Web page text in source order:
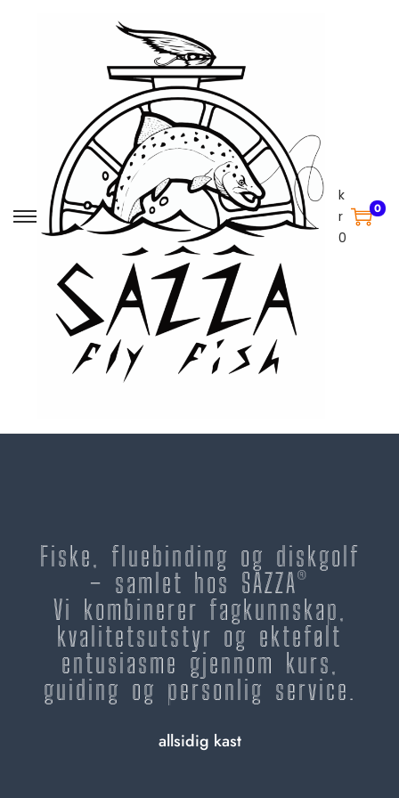
k
r
0
0
Fiske, fluebinding og diskgolf
– samlet hos SAZZA®
Vi kombinerer fagkunnskap,
kvalitetsutstyr og ektefølt
entusiasme gjennom kurs,
guiding og personlig service.
allsidig kast